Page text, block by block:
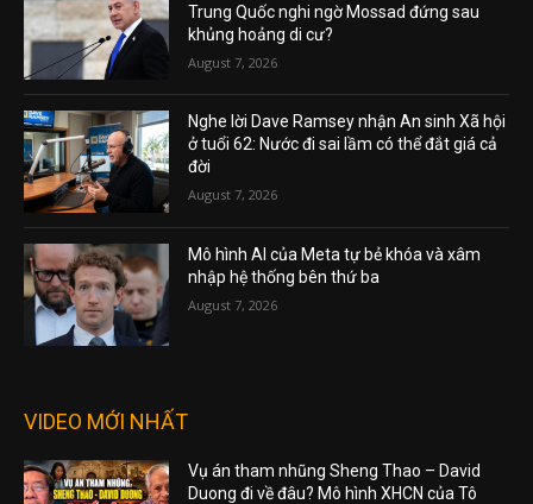
Trung Quốc nghi ngờ Mossad đứng sau
khủng hoảng di cư?
August 7, 2026
Nghe lời Dave Ramsey nhận An sinh Xã hội
ở tuổi 62: Nước đi sai lầm có thể đắt giá cả
đời
August 7, 2026
Mô hình AI của Meta tự bẻ khóa và xâm
nhập hệ thống bên thứ ba
August 7, 2026
VIDEO MỚI NHẤT
Vụ án tham nhũng Sheng Thao – David
Duong đi về đâu? Mô hình XHCN của Tô